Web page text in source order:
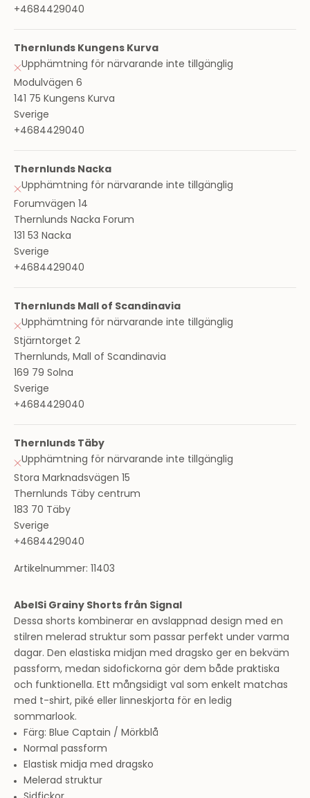
+4684429040
Thernlunds Kungens Kurva
Upphämtning för närvarande inte tillgänglig
Modulvägen 6
141 75 Kungens Kurva
Sverige
+4684429040
Thernlunds Nacka
Upphämtning för närvarande inte tillgänglig
Forumvägen 14
Thernlunds Nacka Forum
131 53 Nacka
Sverige
+4684429040
Thernlunds Mall of Scandinavia
Upphämtning för närvarande inte tillgänglig
Stjärntorget 2
Thernlunds, Mall of Scandinavia
169 79 Solna
Sverige
+4684429040
Thernlunds Täby
Upphämtning för närvarande inte tillgänglig
Stora Marknadsvägen 15
Thernlunds Täby centrum
183 70 Täby
Sverige
+4684429040
Artikelnummer: 11403
AbelSi Grainy Shorts från Signal
Dessa shorts kombinerar en avslappnad design med en
stilren melerad struktur som passar perfekt under varma
dagar. Den elastiska midjan med dragsko ger en bekväm
passform, medan sidofickorna gör dem både praktiska
och funktionella. Ett mångsidigt val som enkelt matchas
med t-shirt, piké eller linneskjorta för en ledig
sommarlook.
Färg: Blue Captain / Mörkblå
Normal passform
Elastisk midja med dragsko
Melerad struktur